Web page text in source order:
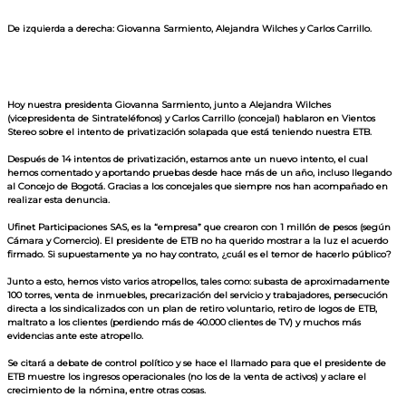
De izquierda a derecha: Giovanna Sarmiento, Alejandra Wilches y Carlos Carrillo.
Hoy nuestra presidenta Giovanna Sarmiento, junto a Alejandra Wilches
(vicepresidenta de Sintrateléfonos) y Carlos Carrillo (concejal) hablaron en Vientos
Stereo sobre el intento de privatización solapada que está teniendo nuestra ETB.
Después de 14 intentos de privatización, estamos ante un nuevo intento, el cual
hemos comentado y aportando pruebas desde hace más de un año, incluso llegando
al Concejo de Bogotá. Gracias a los concejales que siempre nos han acompañado en
realizar esta denuncia.
Ufinet Participaciones SAS, es la “empresa” que crearon con 1 millón de pesos (según
Cámara y Comercio). El presidente de ETB no ha querido mostrar a la luz el acuerdo
firmado. Si supuestamente ya no hay contrato, ¿cuál es el temor de hacerlo público?
Junto a esto, hemos visto varios atropellos, tales como: subasta de aproximadamente
100 torres, venta de inmuebles, precarización del servicio y trabajadores, persecución
directa a los sindicalizados con un plan de retiro voluntario, retiro de logos de ETB,
maltrato a los clientes (perdiendo más de 40.000 clientes de TV) y muchos más
evidencias ante este atropello.
Se citará a debate de control político y se hace el llamado para que el presidente de
ETB muestre los ingresos operacionales (no los de la venta de activos) y aclare el
crecimiento de la nómina, entre otras cosas.